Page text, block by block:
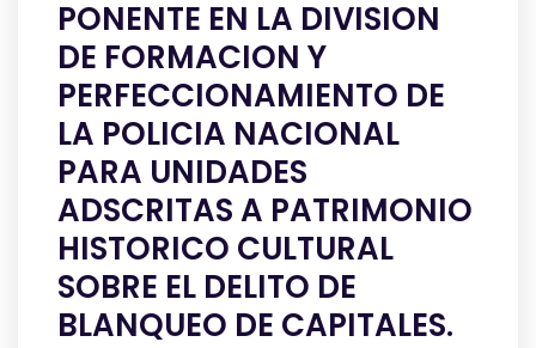
PONENTE EN LA DIVISION
DE FORMACION Y
PERFECCIONAMIENTO DE
LA POLICIA NACIONAL
PARA UNIDADES
ADSCRITAS A PATRIMONIO
HISTORICO CULTURAL
SOBRE EL DELITO DE
BLANQUEO DE CAPITALES.